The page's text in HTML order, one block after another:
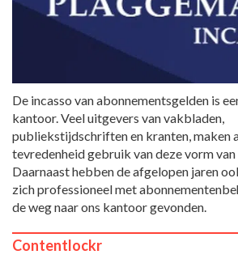
De incasso van abonnementsgelden is
kantoor. Veel uitgevers van vakbladen,
publiekstijdschriften en kranten, maken
tevredenheid gebruik van deze vorm
Daarnaast hebben de afgelopen jaren
zich professioneel met
de weg naar ons kantoor gevonden.
Contentlockr